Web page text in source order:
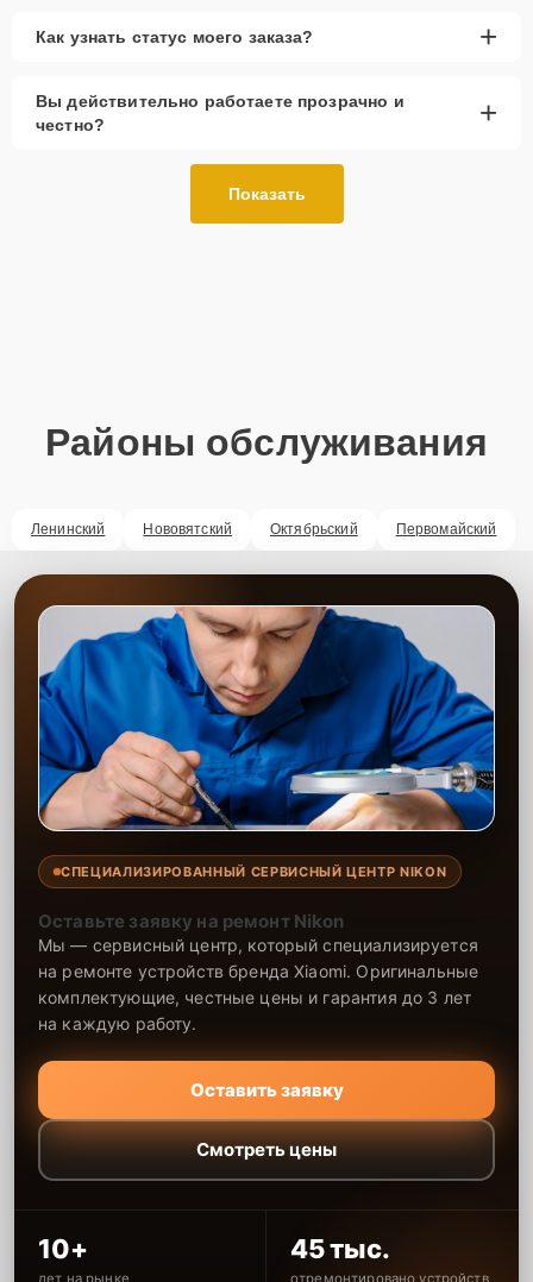
Как узнать статус моего заказа? +
Вы действительно работаете прозрачно и
честно?
+
Показать
Районы обслуживания
Ленинский Нововятский Октябрьский Первомайский
СПЕЦИАЛИЗИРОВАННЫЙ СЕРВИСНЫЙ ЦЕНТР NIKON
Оставьте заявку на ремонт Nikon
Мы — сервисный центр, который специализируется
на ремонте устройств бренда Xiaomi. Оригинальные
комплектующие, честные цены и гарантия до 3 лет
на каждую работу.
Оставить заявку
Смотреть цены
10+
лет на рынке
45 тыс.
отремонтировано устройств